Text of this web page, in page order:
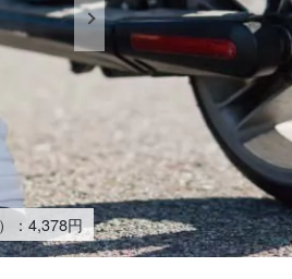
： 4,378円